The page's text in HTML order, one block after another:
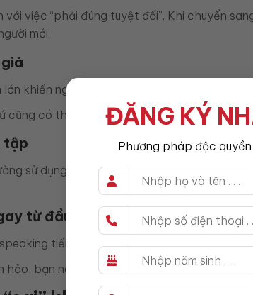
ĐĂNG KÝ
Phương pháp độc
với việc “phải đúng tuyệt đối”. Khi chuyển
mới.
lớn khiến người học ngại nói tiếng Anh là sợ
cũng có thể mắc lỗi khi nói nhanh hoặc khi
tập
sử dụng tiếng Anh hàng ngày. Khi
từ đầu
tiếng Anh là cố gắng nói hoàn hảo
bạn nên tìm cách tập nói tiếng Anh